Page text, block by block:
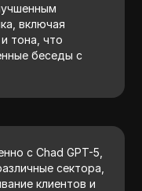
включая
тона, что
беседы с
с Chad GPT-5,
сектора,
клиентов и